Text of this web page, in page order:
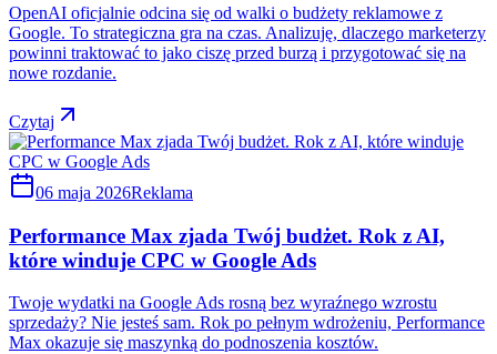
OpenAI oficjalnie odcina się od walki o budżety reklamowe z
Google. To strategiczna gra na czas. Analizuję, dlaczego marketerzy
powinni traktować to jako ciszę przed burzą i przygotować się na
nowe rozdanie.
Czytaj
06 maja 2026Reklama
Performance Max zjada Twój budżet. Rok z AI,
które winduje CPC w Google Ads
Twoje wydatki na Google Ads rosną bez wyraźnego wzrostu
sprzedaży? Nie jesteś sam. Rok po pełnym wdrożeniu, Performance
Max okazuje się maszynką do podnoszenia kosztów.